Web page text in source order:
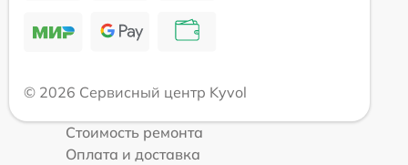
© 2026 Сервисный центр Kyvol
Стоимость ремонта
Оплата и доставка